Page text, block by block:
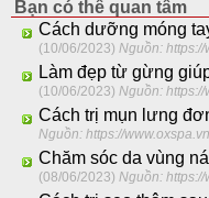
Bạn có thể quan tâm
Cách dưỡng móng
(10/06/2023)Nguồn: https://
Làm đẹp từ gừng
(10/06/2023)Nguồn: https://
Cách trị mụn lưng
Nguồn: https://www.oxspa.vn
Chăm sóc da vùng
(08/06/2023)Nguồn: https://